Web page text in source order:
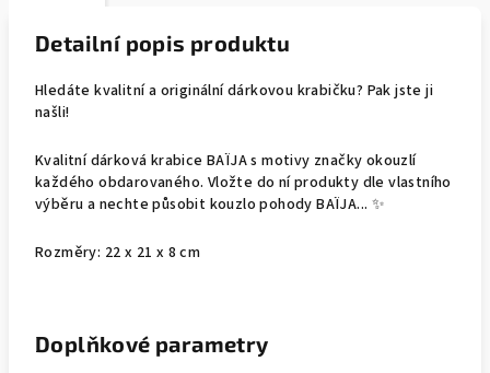
Detailní popis produktu
Hledáte kvalitní a originální dárkovou krabičku? Pak jste ji
našli!
Kvalitní dárková krabice BAÏJA s motivy značky okouzlí
každého obdarovaného. Vložte do ní produkty dle vlastního
výběru a nechte působit kouzlo pohody BAÏJA... ✨
Rozměry: 22 x 21 x 8 cm
Doplňkové parametry